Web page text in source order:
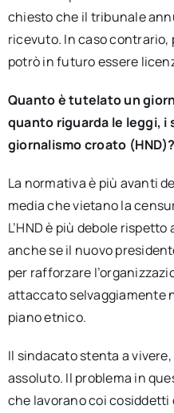
chiesto che il tribunale
ricevuto. In caso
potrò in futuro essere
Quanto è tutelato un
quanto riguarda le leggi, i
giornalismo croato (HND)?
La normativa è più avanti
media che vietano la
L’HND è più debole
anche se il nuovo
per rafforzare
attaccato selvaggiamente
piano etnico.
Il sindacato stenta a
assoluto. Il problema in
che lavorano coi